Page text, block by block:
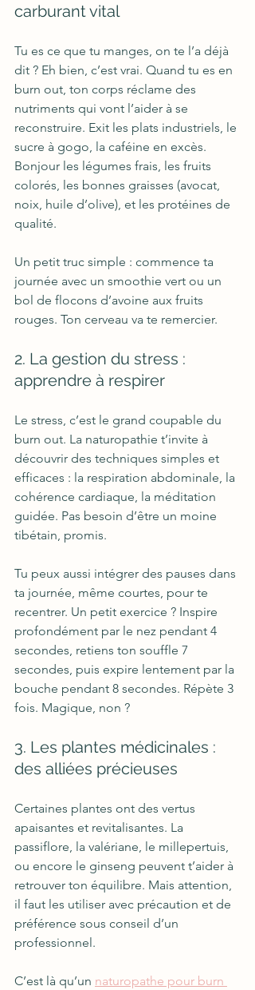
carburant vital
Tu es ce que tu manges, on te l’a déjà
dit ? Eh bien, c’est vrai. Quand tu es en
burn out, ton corps réclame des
nutriments qui vont l’aider à se
reconstruire. Exit les plats industriels, le
sucre à gogo, la caféine en excès.
Bonjour les légumes frais, les fruits
colorés, les bonnes graisses (avocat,
noix, huile d’olive), et les protéines de
qualité.
Un petit truc simple : commence ta
journée avec un smoothie vert ou un
bol de flocons d’avoine aux fruits
rouges. Ton cerveau va te remercier.
2. La gestion du stress :
apprendre à respirer
Le stress, c’est le grand coupable du
burn out. La naturopathie t’invite à
découvrir des techniques simples et
efficaces : la respiration abdominale, la
cohérence cardiaque, la méditation
guidée. Pas besoin d’être un moine
tibétain, promis.
Tu peux aussi intégrer des pauses dans
ta journée, même courtes, pour te
recentrer. Un petit exercice ? Inspire
profondément par le nez pendant 4
secondes, retiens ton souffle 7
secondes, puis expire lentement par la
bouche pendant 8 secondes. Répète 3
fois. Magique, non ?
3. Les plantes médicinales :
des alliées précieuses
Certaines plantes ont des vertus
apaisantes et revitalisantes. La
passiflore, la valériane, le millepertuis,
ou encore le ginseng peuvent t’aider à
retrouver ton équilibre. Mais attention,
il faut les utiliser avec précaution et de
préférence sous conseil d’un
professionnel.
C’est là qu’un naturopathe pour burn